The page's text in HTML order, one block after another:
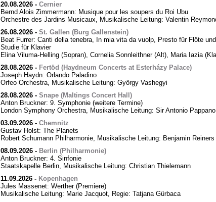
20.08.2026- Cernier
Bernd Alois Zimmermann: Musique pour les soupers du Roi Ubu
Orchestre des Jardins Musicaux, Musikalische Leitung: Valentin
26.08.2026- St. Gallen (Burg Gallenstein)
Beat Furrer: Canti della tenebra, In mia vita da vuolp, Presto für Flöte
Studie für Klavier
Elina Viluma-Helling (Sopran), Cornelia Sonnleithner (Alt), Maria Iazia
28.08.2026- Fertöd (Haydneum Concerts at Esterházy Palace)
Joseph Haydn: Orlando Paladino
Orfeo Orchestra, Musikalische Leitung: György Vashegyi
28.08.2026- Snape (Maltings Concert Hall)
Anton Bruckner: 9. Symphonie (weitere Termine)
London Symphony Orchestra, Musikalische Leitung: Sir Antonio Pappano
03.09.2026- Chemnitz
Gustav Holst: The Planets
Robert Schumann Philharmonie, Musikalische Leitung: Benjamin Reiners
08.09.2026- Berlin (Philharmonie)
Anton Bruckner: 4. Sinfonie
Staatskapelle Berlin, Musikalische Leitung: Christian Thielemann
11.09.2026- Kopenhagen
Jules Massenet: Werther (Premiere)
Musikalische Leitung: Marie Jacquot, Regie: Tatjana Gürbaca